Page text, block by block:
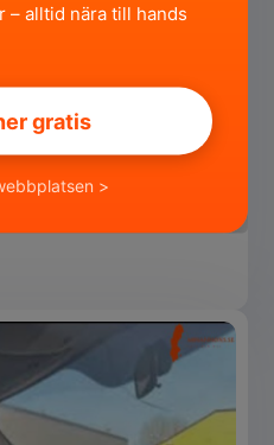
2016 12000 mil
sedan
– alltid nära till hands
gratis
>